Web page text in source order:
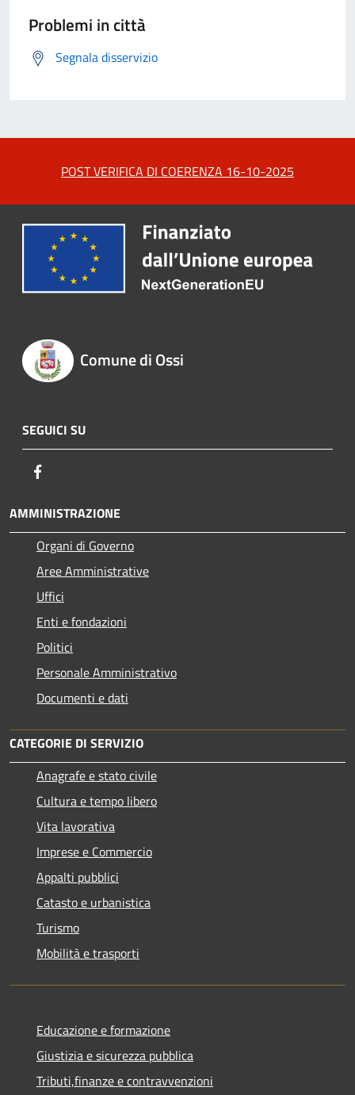
Problemi in città
Segnala disservizio
POST VERIFICA DI COERENZA 16-10-2025
Comune di Ossi
SEGUICI SU
AMMINISTRAZIONE
Organi di Governo
Aree Amministrative
Uffici
Enti e fondazioni
Politici
Personale Amministrativo
Documenti e dati
CATEGORIE DI SERVIZIO
Anagrafe e stato civile
Cultura e tempo libero
Vita lavorativa
Imprese e Commercio
Appalti pubblici
Catasto e urbanistica
Turismo
Mobilità e trasporti
Educazione e formazione
Giustizia e sicurezza pubblica
Tributi,finanze e contravvenzioni